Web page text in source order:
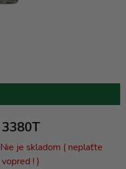
3380T
Nie je skladom ( neplaťte
vopred ! )